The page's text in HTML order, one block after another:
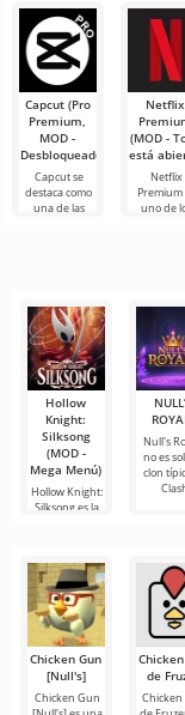
jugadores
encontrarán
emocionantes
Capcut (Pro
Premium,
MOD -
Desbloqueado)
Capcut se
destaca como
una de las
Netflix
(MOD -
está
Netflix
Premium
uno de
Hollow
Knight:
Silksong
(MOD -
Mega Menú)
Hollow Knight:
Silksong es la
Null's
no es
clon
Chicken Gun
[Null's]
Chicken Gun
de
Chicken